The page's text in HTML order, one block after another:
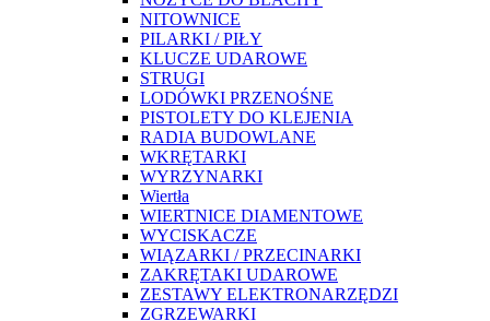
NITOWNICE
PILARKI / PIŁY
KLUCZE UDAROWE
STRUGI
LODÓWKI PRZENOŚNE
PISTOLETY DO KLEJENIA
RADIA BUDOWLANE
WKRĘTARKI
WYRZYNARKI
Wiertła
WIERTNICE DIAMENTOWE
WYCISKACZE
WIĄZARKI / PRZECINARKI
ZAKRĘTAKI UDAROWE
ZESTAWY ELEKTRONARZĘDZI
ZGRZEWARKI